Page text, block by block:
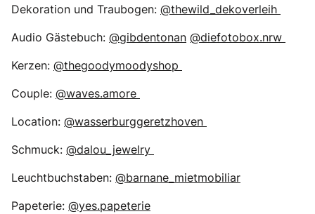
Dekoration und Traubogen: @thewild_dekoverleih
Audio Gästebuch: @gibdentonan @diefotobox.nrw
Kerzen: @thegoodymoodyshop
Couple: @waves.amore
Location: @wasserburggeretzhoven
Schmuck: @dalou_jewelry
Leuchtbuchstaben: @barnane_mietmobiliar
Papeterie: @yes.papeterie